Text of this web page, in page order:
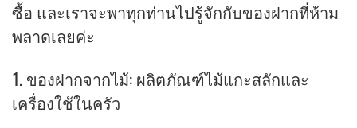
ซื้อ และเราจะพาทุกท่านไปรู้จักกับของฝากที่ห้าม
พลาดเลยค่ะ
1. ของฝากจากไม้: ผลิตภัณฑ์ไม้แกะสลักและ
เครื่องใช้ในครัว